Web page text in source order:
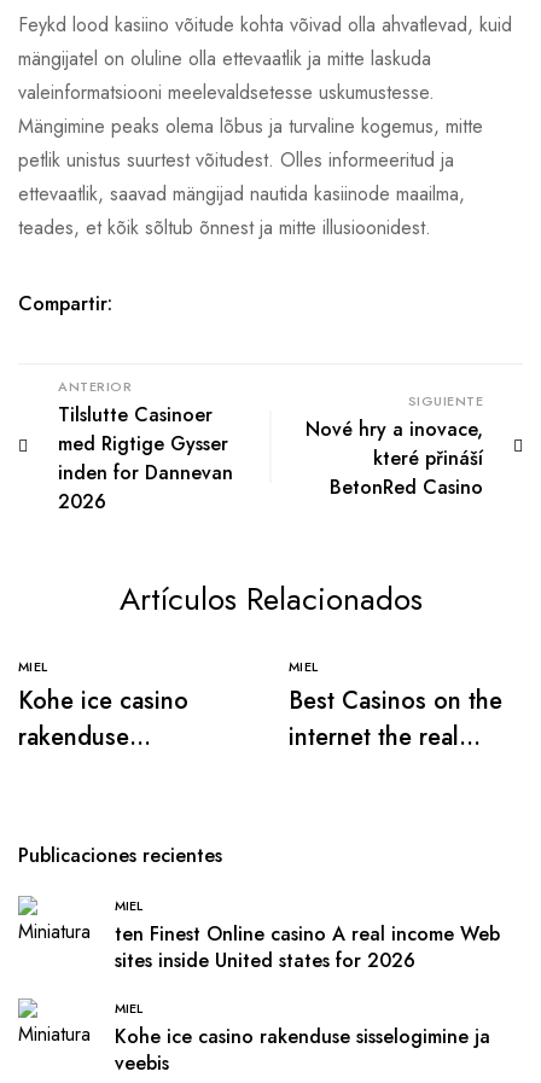
Feykd lood kasiino võitude kohta võivad olla ahvatlevad, kuid
mängijatel on oluline olla ettevaatlik ja mitte laskuda
valeinformatsiooni meelevaldsetesse uskumustesse.
Mängimine peaks olema lõbus ja turvaline kogemus, mitte
petlik unistus suurtest võitudest. Olles informeeritud ja
ettevaatlik, saavad mängijad nautida kasiinode maailma,
teades, et kõik sõltub õnnest ja mitte illusioonidest.
Compartir:
ANTERIOR
Tilslutte Casinoer
med Rigtige Gysser
inden for Dannevan
2026
SIGUIENTE
Nové hry a inovace,
které přináší
BetonRed Casino
Artículos Relacionados
MIEL
Kohe ice casino
rakenduse
MIEL
Best Casinos on the
internet the real
Publicaciones recientes
MIEL
ten Finest Online casino A real income Web
sites inside United states for 2026
MIEL
Kohe ice casino rakenduse sisselogimine ja
veebis